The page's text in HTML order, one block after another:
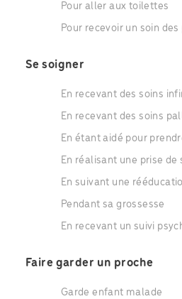
Pour aller aux toilettes
Pour recevoir un soin des
Se soigner
En recevant des soins
En recevant des soins
En étant aidé pour
En réalisant une prise de
En suivant une
Pendant sa grossesse
En recevant un suivi
Faire garder un proche
Garde enfant malade